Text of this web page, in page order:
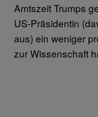
Amtszeit Trumps
US-Präsidentin
aus) ein weniger
zur Wissenschaft